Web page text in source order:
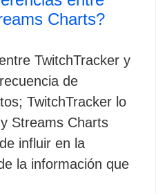
Charts?
TwitchTracker y
de
TwitchTracker lo
Streams Charts
influir en la
la información que